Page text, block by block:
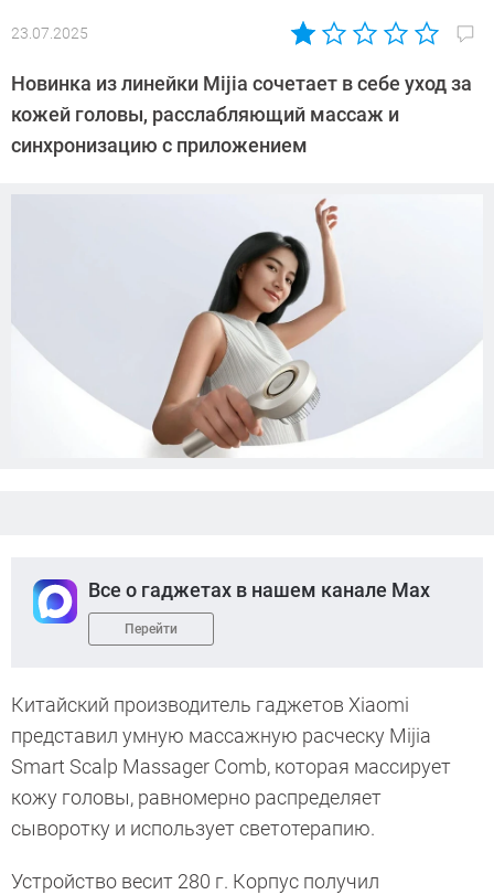
23.07.2025
Автор:
Довлатова
Новинка из линейки Mijia сочетает в себе уход за
кожей головы, расслабляющий массаж и
синхронизацию с приложением
Все о гаджетах в нашем канале Max
Перейти
Китайский производитель гаджетов Xiaomi
представил умную массажную расческу Mijia
Smart Scalp Massager Comb, которая массирует
кожу головы, равномерно распределяет
сыворотку и использует светотерапию.
Устройство весит 280 г. Корпус получил